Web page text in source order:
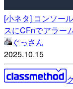
[小ネタ] コンソー
スにCFnでアラー
ぐっさん
2025.10.15